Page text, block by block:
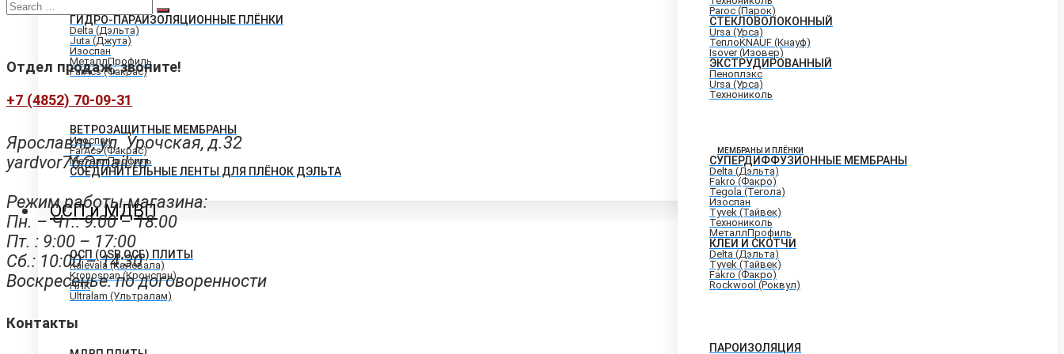
ГИДРО-ПАРАИЗОЛЯЦИОННЫЕ ПЛЁНКИ
Delta (Дэльта)
Juta (Джута)
Изоспан
МеталлПрофиль
FarAcs (Факрас)
ВЕТРОЗАЩИТНЫЕ МЕМБРАНЫ
Изоспан
FarAcs (Факрас)
МеталлПрофиль
СОЕДИНИТЕЛЬНЫЕ ЛЕНТЫ ДЛЯ ПЛЁНОК ДЭЛЬТА
ОСП и МДВП
ОСП (OSB,ОСБ) ПЛИТЫ
Kalevala (Калевала)
Kronospan (Кронспан)
НЛК
Ultralam (Ультралам)
Paroc (Парок)
СТЕКЛОВОЛОКОННЫЙ
Ursa (Урса)
ТеплоKNAUF (Кнауф)
Isover (Изовер)
ЭКСТРУДИРОВАННЫЙ
Пеноплэкс
Ursa (Урса)
Технониколь
МЕМБРАНЫ И ПЛЁНКИ
СУПЕРДИФФУЗИОННЫЕ МЕМБРАНЫ
Delta (Дэльта)
Fakro (Факро)
Tegola (Тегола)
Изоспан
Tyvek (Тайвек)
Технониколь
МеталлПрофиль
КЛЕИ И СКОТЧИ
Delta (Дэльта)
Tyvek (Тайвек)
Fakro (Факро)
Rockwool (Роквул)
ПАРОИЗОЛЯЦИЯ
Отдел продаж, звоните!
+7 (4852) 70-09-31
Ярославль, ул. Урочская, д.32
yardvor76@mail.ru
Режим работы магазина:
Пн. – Чт.: 9:00 – 18:00
Пт. : 9:00 – 17:00
Сб.: 10:00 – 14:30
Воскресенье: по договоренности
Контакты